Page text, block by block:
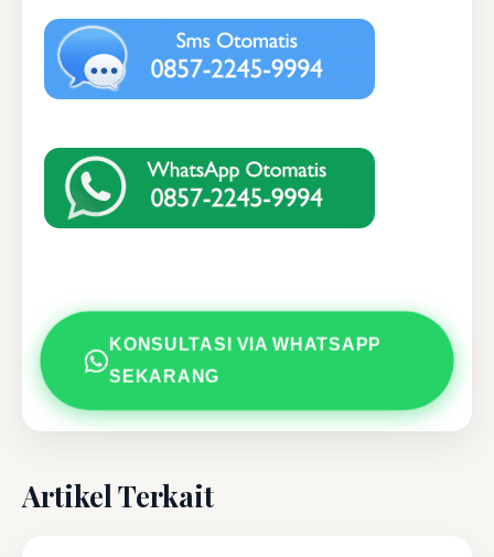
KONSULTASI VIA WHATSAPP
SEKARANG
Artikel Terkait